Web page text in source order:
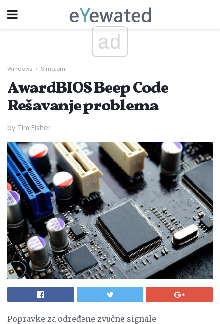
ad
Windows Simptomi
AwardBIOS Beep Code
Rešavanje problema
by Tim Fisher
Popravke za određene zvučne signale